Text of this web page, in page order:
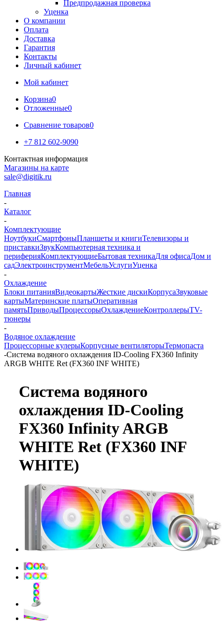
Предпродажная проверка
Уценка
О компании
Оплата
Доставка
Гарантия
Контакты
Личный кабинет
Мой кабинет
Корзина0
Отложенные0
Сравнение товаров0
+7 812 602-9090
Контактная информация
Магазины на карте
sale@digitik.ru
Главная
-
Каталог
-
Комплектующие
НоутбукиСмартфоныПланшеты и книгиТелевизоры и
приставкиЗвукКомпьютерная техника и
периферияКомплектующиеБытовая техникаДля офисаДом и
садЭлектроинструментМебельУслугиУценка
-
Охлаждение
Блоки питанияВидеокартыЖесткие дискиКорпусаЗвуковые
картыМатеринские платыОперативная
памятьПриводыПроцессорыОхлаждениеКонтроллерыTV-
тюнеры
-
Водяное охлаждение
Процессорные кулерыКорпусные вентиляторыТермопаста
-Система водяного охлаждения ID-Cooling FX360 Infinity
ARGB WHITE Ret (FX360 INF WHITE)
Система водяного
охлаждения ID-Cooling
FX360 Infinity ARGB
WHITE Ret (FX360 INF
WHITE)